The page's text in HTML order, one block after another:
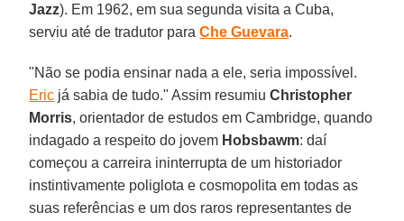
Jazz). Em 1962, em sua segunda visita a Cuba,
serviu até de tradutor paraChe Guevara.
"Não se podia ensinar nada a ele, seria impossível.
Eric já sabia de tudo." Assim resumiuChristopher
Morris, orientador de estudos em Cambridge, quando
indagado a respeito do jovem Hobsbawm: daí
começou a carreira ininterrupta de um historiador
instintivamente poliglota e cosmopolita em todas as
suas referências e um dos raros representantes de